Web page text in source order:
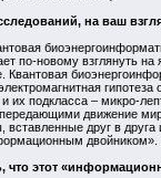
на ваш
по-новому взглянуть на
Квантовая
их подкласса – микро-
движение
вставленные друг в
двойником».
что этот